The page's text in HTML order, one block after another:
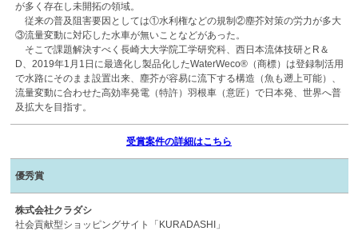
が多く存在し未開拓の領域。
従来の普及阻害要因としては①水利権などの規制②塵芥対策の労力が多大
③流量変動に対応した水車が無いことなどがあった。
そこで課題解決すべく長崎大大学院工学研究科、西日本流体技研とR＆
D、2019年1月1日に最適化し製品化したWaterWeco®（商標）は登録制活用
で水路にそのまま設置出来、塵芥が容易に流下する構造（魚も遡上可能）、
流量変動に合わせた高効率発電（特許）羽根車（意匠）で日本発、世界へ普
及拡大を目指す。
受賞案件の詳細はこちら
優秀賞
株式会社クラダシ
社会貢献型ショッピングサイト「KURADASHI」